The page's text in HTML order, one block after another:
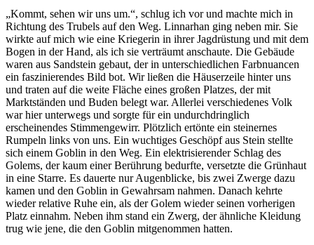
„Kommt, sehen wir uns um.“, schlug ich vor und machte mich in
Richtung des Trubels auf den Weg. Linnarhan ging neben mir. Sie
wirkte auf mich wie eine Kriegerin in ihrer Jagdrüstung und mit dem
Bogen in der Hand, als ich sie verträumt anschaute. Die Gebäude
waren aus Sandstein gebaut, der in unterschiedlichen Farbnuancen
ein faszinierendes Bild bot. Wir ließen die Häuserzeile hinter uns
und traten auf die weite Fläche eines großen Platzes, der mit
Marktständen und Buden belegt war. Allerlei verschiedenes Volk
war hier unterwegs und sorgte für ein undurchdringlich
erscheinendes Stimmengewirr. Plötzlich ertönte ein steinernes
Rumpeln links von uns. Ein wuchtiges Geschöpf aus Stein stellte
sich einem Goblin in den Weg. Ein elektrisierender Schlag des
Golems, der kaum einer Berührung bedurfte, versetzte die Grünhaut
in eine Starre. Es dauerte nur Augenblicke, bis zwei Zwerge dazu
kamen und den Goblin in Gewahrsam nahmen. Danach kehrte
wieder relative Ruhe ein, als der Golem wieder seinen vorherigen
Platz einnahm. Neben ihm stand ein Zwerg, der ähnliche Kleidung
trug wie jene, die den Goblin mitgenommen hatten.